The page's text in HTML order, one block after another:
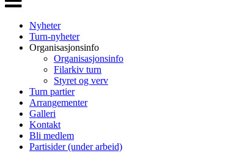
navigasjon
Nyheter
Turn-nyheter
Organisasjonsinfo
Organisasjonsinfo
Filarkiv turn
Styret og verv
Turn partier
Arrangementer
Galleri
Kontakt
Bli medlem
Partisider (under arbeid)